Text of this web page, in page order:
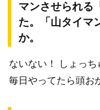
マンさせられる
た。「山タイマ
か。
ないない！ しょっ
毎日やってたら頭お